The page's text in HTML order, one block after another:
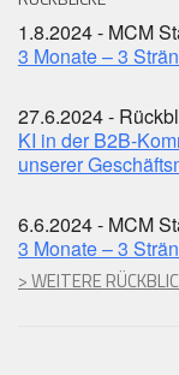
1.8.2024 - MCM
3 Monate – 3
27.6.2024 -
KI in der B2B-
unserer
6.6.2024 - MCM
3 Monate – 3
> WEITERE